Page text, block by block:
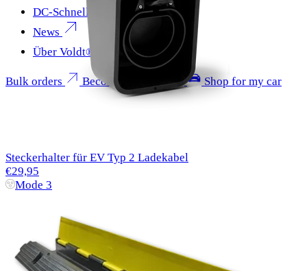
DC-Schnellladen
News
Über Voldt®
Bulk orders Become a partner Shop for my car
Steckerhalter für EV Typ 2 Ladekabel
€29,95
Mode 3